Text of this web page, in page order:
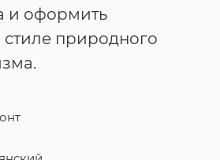
и оформить
природного